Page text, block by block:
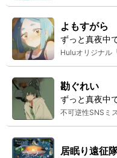
よもすがら
ずっと真夜中
Huluオリジナル
勘ぐれい
ずっと真夜中
不可逆性SNSミ
居眠り遠征